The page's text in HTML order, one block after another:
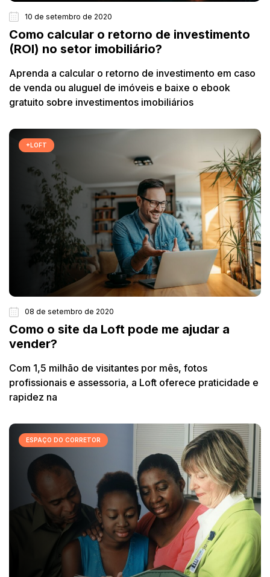
10 de setembro de 2020
Como calcular o retorno de investimento
(ROI) no setor imobiliário?
Aprenda a calcular o retorno de investimento em caso
de venda ou aluguel de imóveis e baixe o ebook
gratuito sobre investimentos imobiliários
+LOFT
08 de setembro de 2020
Como o site da Loft pode me ajudar a
vender?
Com 1,5 milhão de visitantes por mês, fotos
profissionais e assessoria, a Loft oferece praticidade e
rapidez na
ESPAÇO DO CORRETOR